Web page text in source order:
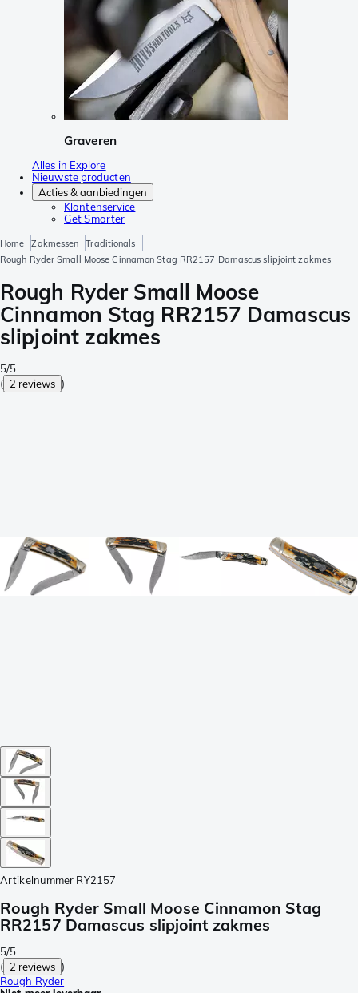
Graveren
Alles in Explore
Nieuwste producten
Acties & aanbiedingen
Klantenservice
Get Smarter
Home Zakmessen
Traditionals
Rough Ryder Small Moose Cinnamon Stag RR2157 Damascus slipjoint zakmes
Rough Ryder Small Moose
Cinnamon Stag RR2157 Damascus
slipjoint zakmes
5/5
( 2 reviews )
Artikelnummer RY2157
Rough Ryder Small Moose Cinnamon Stag
RR2157 Damascus slipjoint zakmes
5/5
( 2 reviews )
Rough Ryder